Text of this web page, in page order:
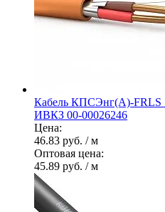
Кабель КПСЭнг(А)-FRLS
ИВКЗ 00-00026246
Цена:
46.83 руб. / м
Оптовая цена:
45.89 руб. / м